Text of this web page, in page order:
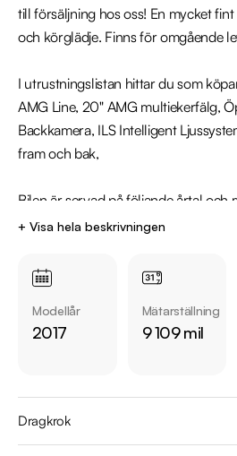
till försäljning hos oss! En mycket
och körglädje. Finns för omgående
I utrustningslistan hittar du som
AMG Line, 20" AMG multiekerfälg,
Backkamera, ILS Intelligent
fram och bak,
Bilen är servad på följande årtal och
2018-04-11 2047 mil
2020-03-31 6422 mil
Övrig information om bilen:
+ Visa hela beskrivningen
Modellår
2017
Mätarställning
9 109 mil
Dragkrok